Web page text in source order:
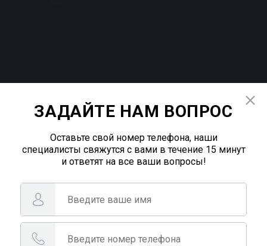
ЗАДАЙТЕ НАМ ВОПРОС
Оставьте свой номер телефона, наши
специалисты свяжутся с вами в течение 15 минут
и ответят на все ваши вопросы!